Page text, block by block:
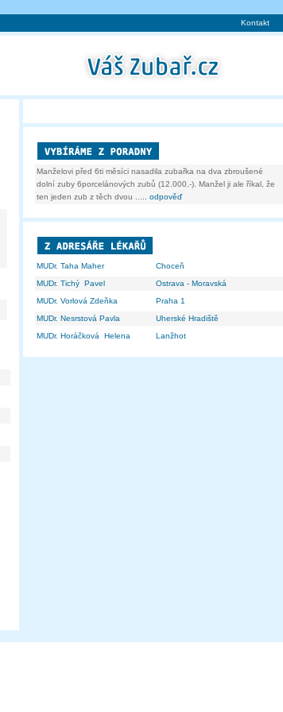
Kontakt
Manželovi před 6ti měsíci nasadila zubařka na dva zbroušené
dolní zuby 6porcelánových zubů (12.000,-). Manžel ji ale říkal, že
ten jeden zub z těch dvou ...
.. odpověď
MUDr. Taha Maher
Choceň
MUDr. Tichý Pavel
Ostrava - Moravská
MUDr. Vorlová Zdeňka
Praha 1
MUDr. Nesrstová Pavla
Uherské Hradiště
MUDr. Horáčková Helena
Lanžhot